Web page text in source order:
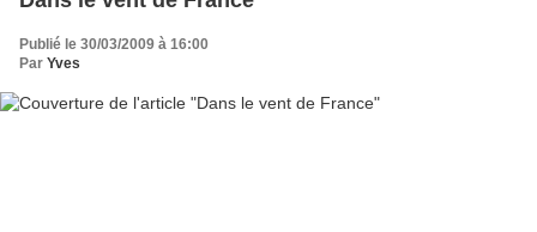
Publié le 30/03/2009 à 16:00
Par Yves